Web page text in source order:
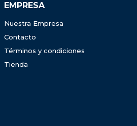
EMPRESA
Nuestra Empresa
Contacto
Términos y condiciones
Tienda